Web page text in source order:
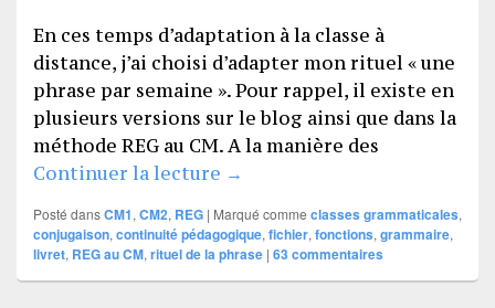
En ces temps d’adaptation à la classe à
distance, j’ai choisi d’adapter mon rituel « une
phrase par semaine ». Pour rappel, il existe en
plusieurs versions sur le blog ainsi que dans la
méthode REG au CM. A la manière des
Continuer la lecture Le Rituel de la phrase
→
Posté dansCM1,CM2, REG | Marqué comme classes grammaticales,
conjugaison,continuité pédagogique,fichier,fonctions,grammaire,
livret, REG au CM,rituel de la phrase | 63 commentaires